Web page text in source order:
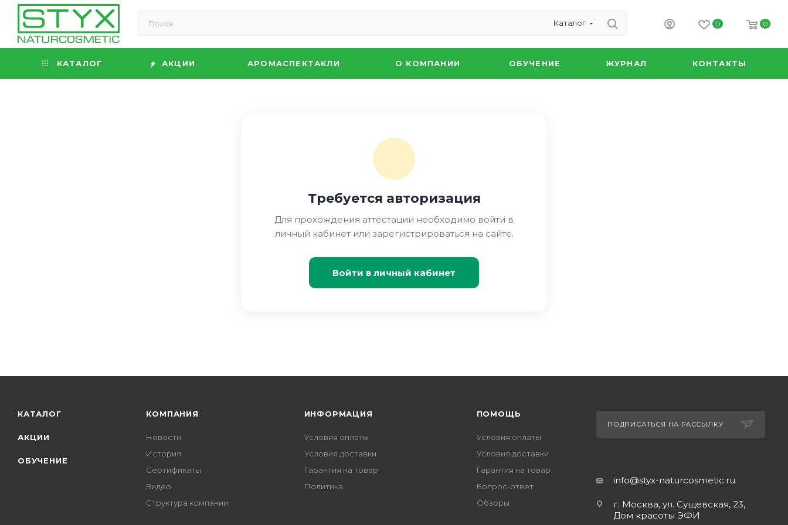
Каталог 0 0
КАТАЛОГ АКЦИИ АРОМАСПЕКТАКЛИ О КОМПАНИИ ОБУЧЕНИЕ ЖУРНАЛ КОНТАКТЫ
Требуется авторизация
Для прохождения аттестации необходимо войти в
личный кабинет или зарегистрироваться на сайте.
Войти в личный кабинет
КАТАЛОГ
АКЦИИ
ОБУЧЕНИЕ
КОМПАНИЯ
Новости
История
Сертификаты
Видео
Структура компании
ИНФОРМАЦИЯ
Условия оплаты
Условия доставки
Гарантия на товар
Политика
ПОМОЩЬ
Условия оплаты
Условия доставки
Гарантия на товар
Вопрос-ответ
Обзоры
ПОДПИСАТЬСЯ НА РАССЫЛКУ
info@styx-naturcosmetic.ru
г. Москва, ул. Сущевская, 23,
Дом красоты ЭФИ